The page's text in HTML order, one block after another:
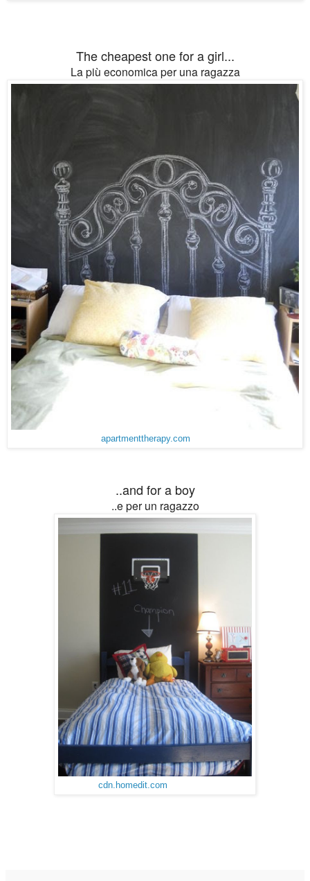
The cheapest one for a girl...
La più economica per una ragazza
apartmenttherapy.com
..and for a boy
..e per un ragazzo
cdn.homedit.com